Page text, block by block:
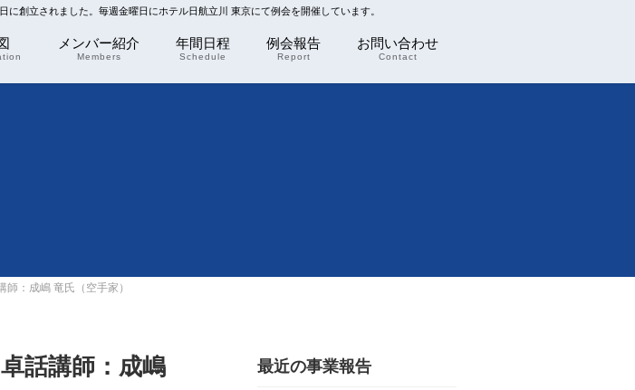
創立されました。毎週金曜日にホテル日航立川 東京にて例会を開催しています。
メンバー紹介
Members
年間日程
Schedule
例会報告
Report
お問い合わせ
Contact
：成嶋 竜氏（空手家）
話講師：成嶋
最近の事業報告